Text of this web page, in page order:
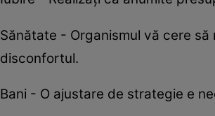
Sănătate - Organismul vă cere
disconfortul.
Bani - O ajustare de strategie e